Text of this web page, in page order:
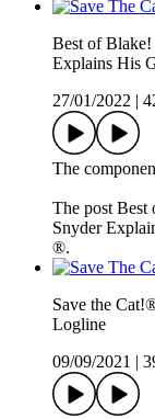
Best of Blake!
Explains His
27/01/2022
The
The post Best
Snyder
®.
Save the
Logline
09/09/2021